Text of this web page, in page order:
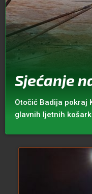
Sjećanje
Otočić Badija pokraj
glavnih ljetnih